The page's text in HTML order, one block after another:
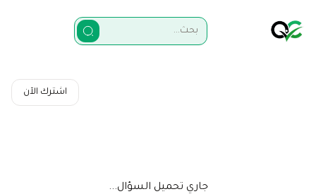
اشترك الآن
جاري تحميل السؤال...